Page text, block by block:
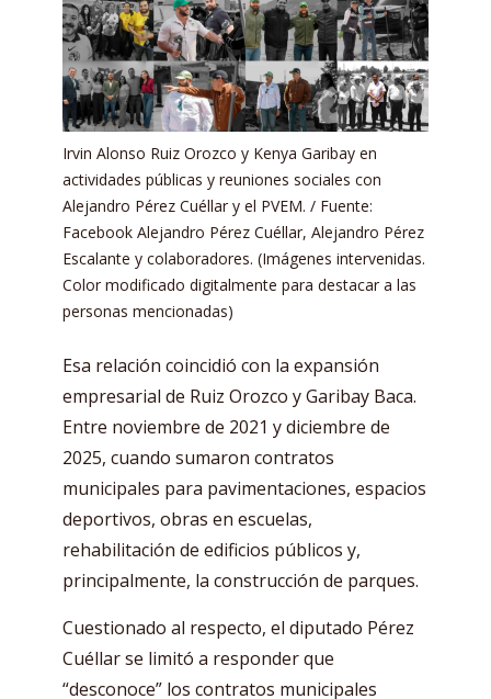
Irvin Alonso Ruiz Orozco y Kenya Garibay en
actividades públicas y reuniones sociales con
Alejandro Pérez Cuéllar y el PVEM. / Fuente:
Facebook Alejandro Pérez Cuéllar, Alejandro Pérez
Escalante y colaboradores. (Imágenes intervenidas.
Color modificado digitalmente para destacar a las
personas mencionadas)
Esa relación coincidió con la expansión
empresarial de Ruiz Orozco y Garibay Baca.
Entre noviembre de 2021 y diciembre de
2025, cuando sumaron contratos
municipales para pavimentaciones, espacios
deportivos, obras en escuelas,
rehabilitación de edificios públicos y,
principalmente, la construcción de parques.
Cuestionado al respecto, el diputado Pérez
Cuéllar se limitó a responder que
“desconoce” los contratos municipales